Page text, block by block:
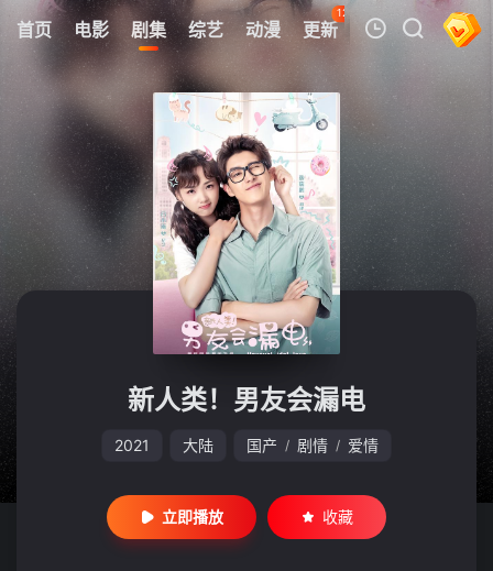
首页 电影 剧集 综艺 动漫 更新
126
热榜 APP
我的观影记录
暂无观看影片的记录
新人类！男友会漏电
2021 大陆 国产 / 剧情 / 爱情
立即播放 收藏